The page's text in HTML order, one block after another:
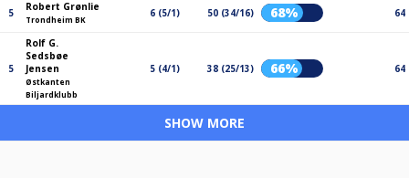
5 Robert Grønlie
Trondheim BK
6 (5/1) 50 (34/16) 68% 64
5
Rolf G.
Sedsbøe
Jensen
Østkanten
Biljardklubb
5 (4/1) 38 (25/13) 66% 64
SHOW MORE